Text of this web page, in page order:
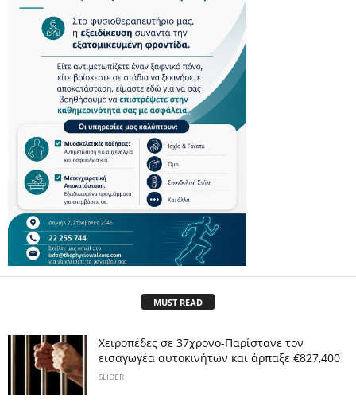
MUST READ
Χειροπέδες σε 37χρονο-Παρίστανε τον
εισαγωγέα αυτοκινήτων και άρπαξε €827,400
SLIDER